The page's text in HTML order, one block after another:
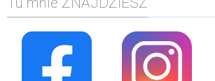
SIECI
WYDARZENIA
BIZNES